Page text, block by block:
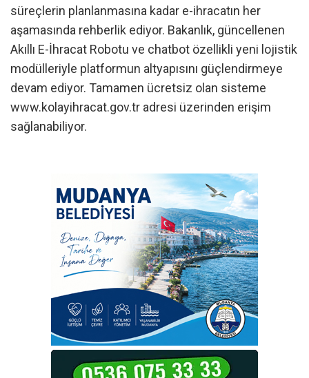
süreçlerin planlanmasına kadar e-ihracatın her
aşamasında rehberlik ediyor. Bakanlık, güncellenen
Akıllı E-İhracat Robotu ve chatbot özellikli yeni lojistik
modülleriyle platformun altyapısını güçlendirmeye
devam ediyor. Tamamen ücretsiz olan sisteme
www.kolayihracat.gov.tr adresi üzerinden erişim
sağlanabiliyor.